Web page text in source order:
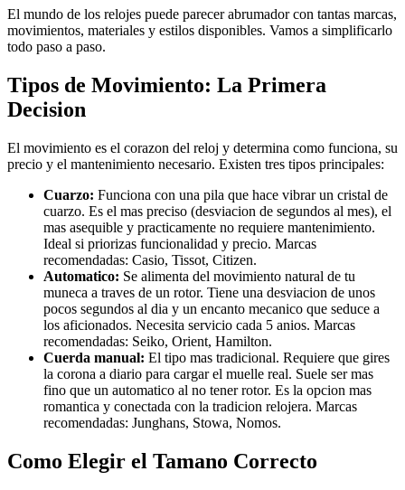
El mundo de los relojes puede parecer abrumador con tantas marcas,
movimientos, materiales y estilos disponibles. Vamos a simplificarlo
todo paso a paso.
Tipos de Movimiento: La Primera
Decision
El movimiento es el corazon del reloj y determina como funciona, su
precio y el mantenimiento necesario. Existen tres tipos principales:
Cuarzo: Funciona con una pila que hace vibrar un cristal de
cuarzo. Es el mas preciso (desviacion de segundos al mes), el
mas asequible y practicamente no requiere mantenimiento.
Ideal si priorizas funcionalidad y precio. Marcas
recomendadas: Casio, Tissot, Citizen.
Automatico: Se alimenta del movimiento natural de tu
muneca a traves de un rotor. Tiene una desviacion de unos
pocos segundos al dia y un encanto mecanico que seduce a
los aficionados. Necesita servicio cada 5 anios. Marcas
recomendadas: Seiko, Orient, Hamilton.
Cuerda manual: El tipo mas tradicional. Requiere que gires
la corona a diario para cargar el muelle real. Suele ser mas
fino que un automatico al no tener rotor. Es la opcion mas
romantica y conectada con la tradicion relojera. Marcas
recomendadas: Junghans, Stowa, Nomos.
Como Elegir el Tamano Correcto